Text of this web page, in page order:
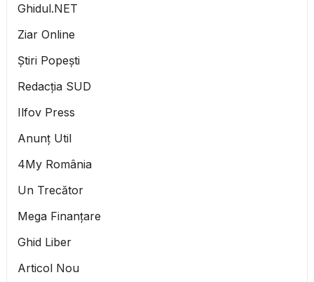
Ghidul.NET
Ziar Online
Știri Popești
Redacția SUD
Ilfov Press
Anunț Util
4My România
Un Trecător
Mega Finanțare
Ghid Liber
Articol Nou